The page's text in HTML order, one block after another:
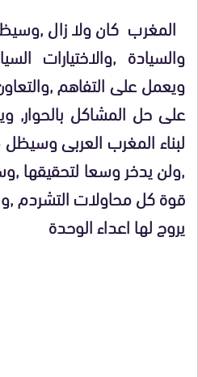
المغرب كان ولا زال
والسيادة ,والاختيارات
ويعمل على التفاهم
على حل المشاكل بالحوار,
لبناء المغرب العربى وسيظل
,ولن يدخر وسعا لتحقيقها
قوة كل محاولات التشردم
يروج لها اعداء الوحدة